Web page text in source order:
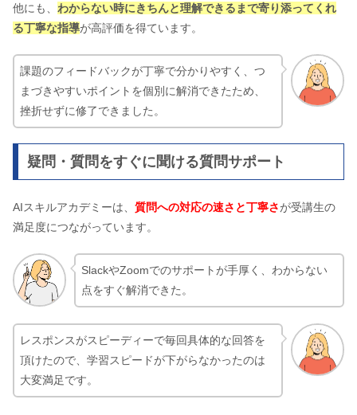
他にも、 わからない時にきちんと理解できるまで寄り添ってくれ
る丁寧な指導が高評価を得ています。
課題のフィードバックが丁寧で分かりやすく、つ
まづきやすいポイントを個別に解消できたため、
挫折せずに修了できました。
疑問・質問をすぐに聞ける質問サポート
AIスキルアカデミーは、 質問への対応の速さと丁寧さが受講生の
満足度につながっています。
SlackやZoomでのサポートが手厚く、わからない
点をすぐ解消できた。
レスポンスがスピーディーで毎回具体的な回答を
頂けたので、学習スピードが下がらなかったのは
大変満足です。